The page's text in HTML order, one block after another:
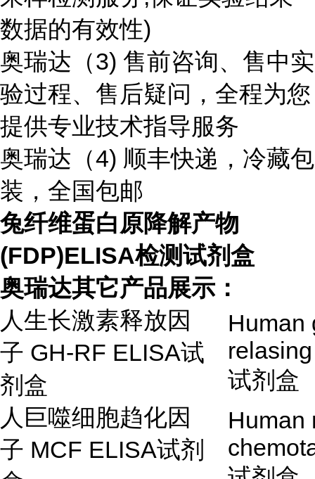
数据的有效性)
奥瑞达（3) 售前咨询、售中实
验过程、售后疑问，全程为您
提供专业技术指导服务
奥瑞达（4) 顺丰快递，冷藏包
装，全国包邮
兔纤维蛋白原降解产物
(FDP)ELISA检测试剂盒
奥瑞达其它产品展示：
人生长激素释放因
子 GH-RF ELISA试
剂盒
Human
试剂盒
人巨噬细胞趋化因
子 MCF ELISA试剂
Human